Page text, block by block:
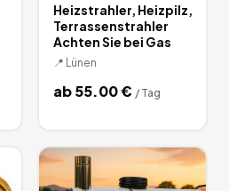
Heizstrahler, Heizpilz,
Terrassenstrahler
Achten Sie bei Gas
📍 Lünen
ab55.00€ / Tag